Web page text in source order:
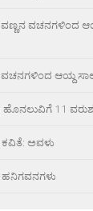
ವಚನಗಳಿಂದ
ಆಯ್ದ
ಹೊನಲುವಿಗೆ 11
ಕವಿತೆ: ಅವಳು
ಹನಿಗವನಗಳು